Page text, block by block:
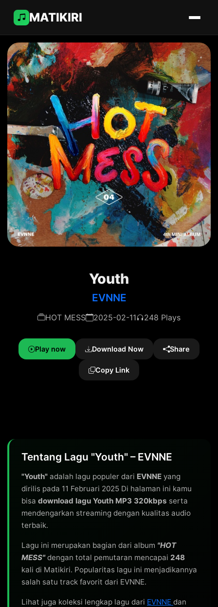
MATIKIRI
Youth
EVNNE
HOT MESS 2025-02-11 248 Plays
Play now Download Now Share
Copy Link
Tentang Lagu "Youth" – EVNNE
"Youth" adalah lagu populer dari EVNNE yang
dirilis pada 11 Februari 2025 Di halaman ini kamu
bisa download lagu Youth MP3 320kbps serta
mendengarkan streaming dengan kualitas audio
terbaik.
Lagu ini merupakan bagian dari album "HOT
MESS"dengan total pemutaran mencapai 248
kali di Matikiri. Popularitas lagu ini menjadikannya
salah satu track favorit dari EVNNE.
Lihat juga koleksi lengkap lagu dari EVNNE dan